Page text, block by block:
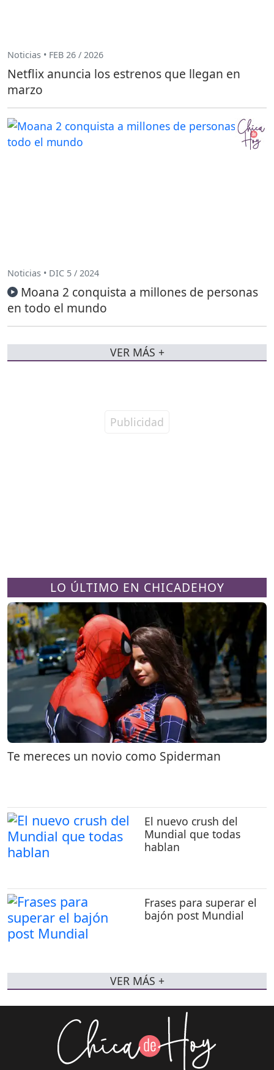
LO ÚLTIMO EN CHICADEHOY
Te mereces un novio como Spiderman
El nuevo crush del
Mundial que todas
hablan
Frases para superar el
bajón post Mundial
VER MÁS +
Noticias • FEB 26 / 2026
Netflix anuncia los estrenos que llegan en
marzo
Noticias • DIC 5 / 2024
Moana 2 conquista a millones de personas
en todo el mundo
VER MÁS +